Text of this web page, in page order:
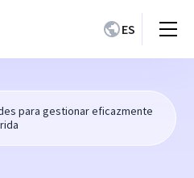
ES
para gestionar eficazmente